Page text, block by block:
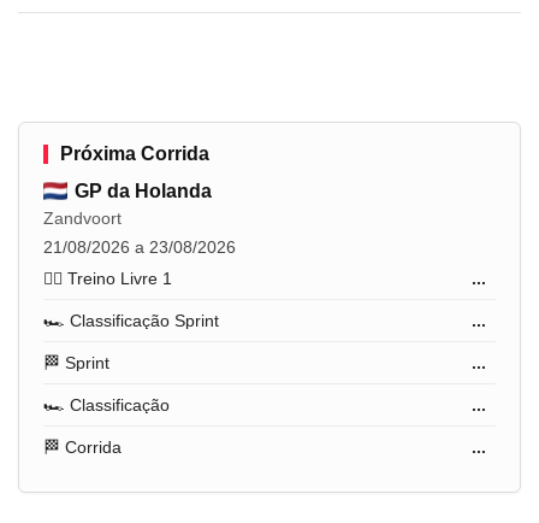
Próxima Corrida
GP da Holanda
Zandvoort
21/08/2026 a 23/08/2026
🏋️‍♂️ Treino Livre 1
...
🏎️ Classificação Sprint ...
🏁 Sprint ...
🏎️ Classificação ...
🏁 Corrida ...